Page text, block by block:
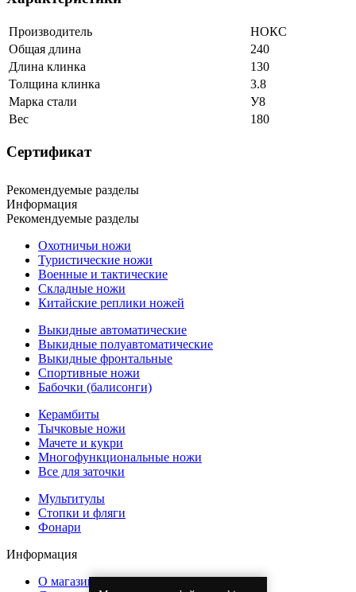
Производитель
НОКС
Общая длина
240
Длина клинка
130
Толщина клинка
3.8
Марка стали
У8
Вес
180
Сертификат
Рекомендуемые разделы
Информация
Рекомендуемые разделы
Охотничьи ножи
Туристические ножи
Военные и тактические
Складные ножи
Китайские реплики ножей
Выкидные автоматические
Выкидные полуавтоматические
Выкидные фронтальные
Спортивные ножи
Бабочки (балисонги)
Керамбиты
Тычковые ножи
Мачете и кукри
Многофункциональные ножи
Все для заточки
Мультитулы
Стопки и фляги
Фонари
Информация
О магазине